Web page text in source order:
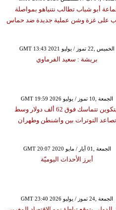
أبو شباب تطالب نتنياهو بمواصلة
على غزة وشن عملية جديدة ضد حماس
GMT 13:43 2021 الخميس ,22 تموز / يوليو
بريشة : سعيد الفرماوي
GMT 19:59 2026 الجمعة ,10 تموز / يوليو
بيتكوين تتماسك فوق 62 ألف دولار وسط
تصاعد التوترات بين واشنطن وطهران
GMT 20:07 2020 الجمعة ,01 أيار / مايو
أبرز الأحداث اليوميّة
GMT 23:40 2026 الجمعة ,24 تموز / يوليو